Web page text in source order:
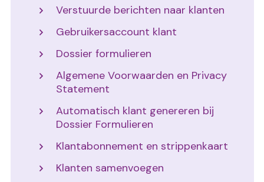
Verstuurde berichten naar klanten
Gebruikersaccount klant
Dossier formulieren
Algemene Voorwaarden en Privacy
Statement
Automatisch klant genereren bij
Dossier Formulieren
Klantabonnement en strippenkaart
Klanten samenvoegen